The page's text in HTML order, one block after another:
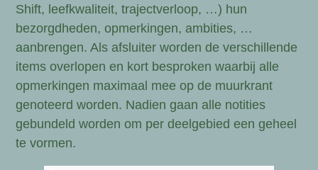
Shift, leefkwaliteit, trajectverloop, …) hun
bezorgdheden, opmerkingen, ambities, …
aanbrengen. Als afsluiter worden de verschillende
items overlopen en kort besproken waarbij alle
opmerkingen maximaal mee op de muurkrant
genoteerd worden. Nadien gaan alle notities
gebundeld worden om per deelgebied een geheel
te vormen.